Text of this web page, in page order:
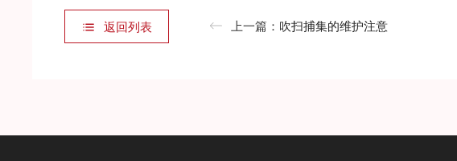
返回列表 上一篇： 吹扫捕集的维护注意